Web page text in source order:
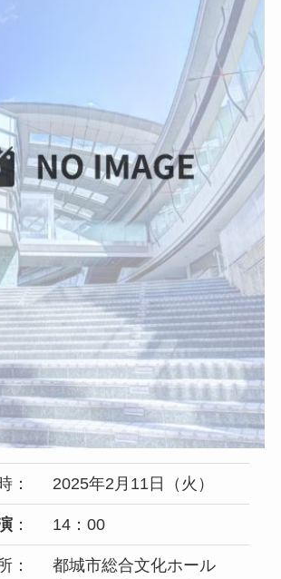
： 2025年2月11日（火）
： 14：00
：
都城市総合文化ホール